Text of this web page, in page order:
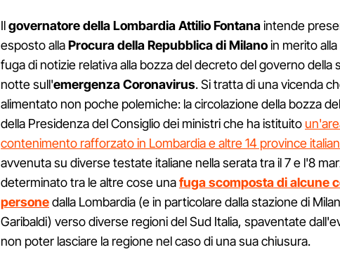
Ilgovernatore della Lombardia Attilio Fontanaintende
esposto allaProcura della Repubblica di Milanoin merito
fuga di notizie relativa alla bozza del decreto del governo della
notte sull'emergenza Coronavirus. Si tratta di una vicenda
alimentato non poche polemiche: la circolazione della bozza
della Presidenza del Consiglio dei ministri che ha istituito
contenimento rafforzato in Lombardia e altre 14 province
avvenuta su diverse testate italiane nella serata tra il 7 e l'8
determinato tra le altre cose unafuga scomposta di alcune
personedalla Lombardia (e in particolare dalla stazione di
Garibaldi) verso diverse regioni del Sud Italia, spaventate
non poter lasciare la regione nel caso di una sua chiusura.